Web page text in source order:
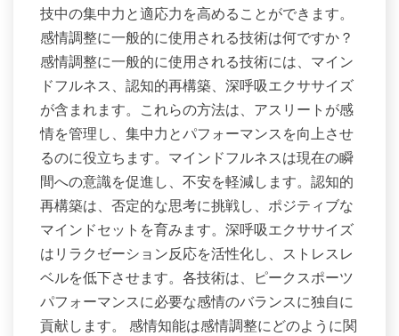
技中の集中力と適応力を高めることができます。
感情調整に一般的に使用される技術は何ですか？
感情調整に一般的に使用される技術には、マイン
ドフルネス、認知的再構築、深呼吸エクササイズ
が含まれます。これらの方法は、アスリートが感
情を管理し、集中力とパフォーマンスを向上させ
るのに役立ちます。マインドフルネスは現在の瞬
間への意識を促進し、不安を軽減します。認知的
再構築は、否定的な思考に挑戦し、ポジティブな
マインドセットを育みます。深呼吸エクササイズ
はリラクゼーション反応を活性化し、ストレスレ
ベルを低下させます。各技術は、ピークスポーツ
パフォーマンスに必要な感情のバランスに独自に
貢献します。 感情知能は感情調整にどのように関